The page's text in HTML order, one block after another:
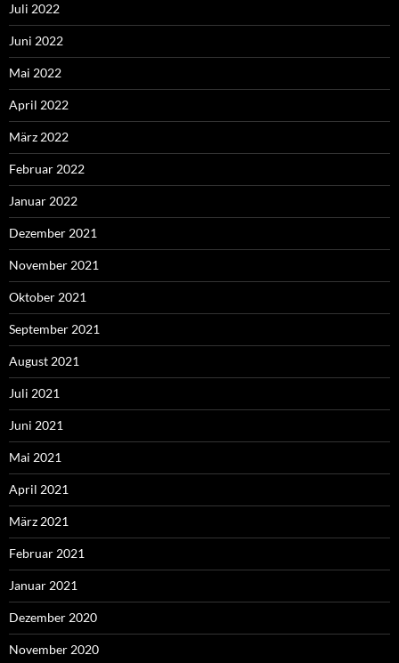
Juli 2022
Juni 2022
Mai 2022
April 2022
März 2022
Februar 2022
Januar 2022
Dezember 2021
November 2021
Oktober 2021
September 2021
August 2021
Juli 2021
Juni 2021
Mai 2021
April 2021
März 2021
Februar 2021
Januar 2021
Dezember 2020
November 2020